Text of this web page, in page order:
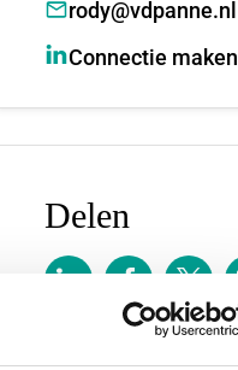
rody@vdpanne.nl
Connectie maken
Delen